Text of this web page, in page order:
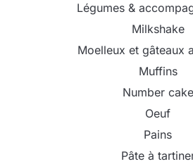
Légumes &
Milkshake
Moelleux et gâteaux
Muffins
Number cake
Oeuf
Pains
Pâte à